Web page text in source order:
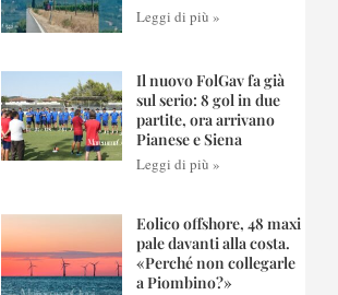
Leggi di più »
Il nuovo FolGav fa già
sul serio: 8 gol in due
partite, ora arrivano
Pianese e Siena
Leggi di più »
Eolico offshore, 48 maxi
pale davanti alla costa.
«Perché non collegarle
a Piombino?»